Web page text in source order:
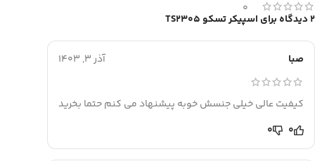
0
2 دیدگاه برای اسپیکر تسکو TS2305
صبا آذر 3, 1403
کیفیت عالی خیلی جنسش خوبه پیشنهاد می کنم حتما بخرید
0
0